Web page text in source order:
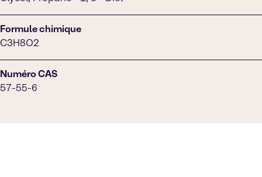
Formule chimique
C3H8O2
Numéro CAS
57-55-6